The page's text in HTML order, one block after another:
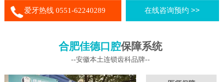
爱牙热线 0551-62240289 在线咨询预约 >>
合肥佳德口腔保障系统
--安徽本土连锁齿科品牌--